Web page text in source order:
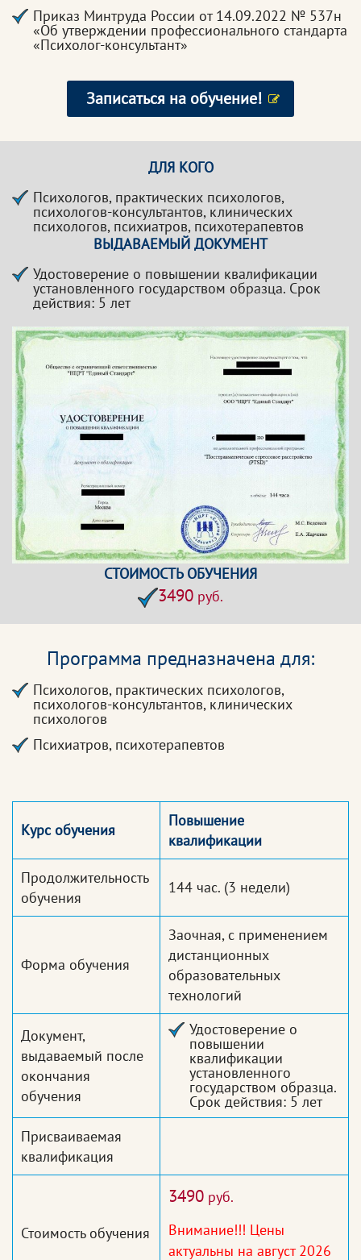
Приказ Минтруда России от 14.09.2022 № 537н
«Об утверждении профессионального стандарта
«Психолог-консультант»
Записаться на обучение!
ДЛЯ КОГО
Психологов, практических психологов,
психологов-консультантов, клинических
психологов, психиатров, психотерапевтов
ВЫДАВАЕМЫЙ ДОКУМЕНТ
Удостоверение о повышении квалификации
установленного государством образца. Срок
действия: 5 лет
СТОИМОСТЬ ОБУЧЕНИЯ
3490 руб.
Программа предназначена для:
Психологов, практических психологов,
психологов-консультантов, клинических
психологов
Психиатров, психотерапевтов
Курс обучения
Повышение
квалификации
Продолжительность
обучения
144 час. (3 недели)
Форма обучения
Заочная, с применением
дистанционных
образовательных
технологий
Документ,
выдаваемый после
окончания
обучения
Удостоверение о
повышении
квалификации
установленного
государством образца.
Срок действия: 5 лет
Присваиваемая
квалификация
Стоимость обучения
3490 руб.
Внимание!!! Цены
актуальны на август 2026